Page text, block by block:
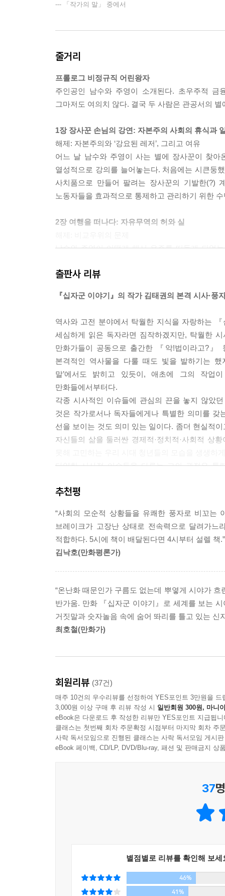
--- 「작가의 말」 중에서
줄거리
프롤로그 비정규직 어린왕자
주인공인 남수와 주영이 소개된다. 초우주적
그마저도 여의치 않다. 결국 두 사람은 관공서의
1장 장사꾼 손님의 강연: 자본주의 사회의 휴식과
해제: 자본주의와 ‘강요된 레저’, 그리고 여유
어느 날 남수와 주영이 사는 별에 장사꾼이 찾아
열성적으로 강의를 늘어놓는다. 처음에는 시큰둥
사치품으로 만들어 팔려는 장사꾼의 기발한(?)
노동자들을 효과적으로 통제하고 관리하기 위한
2장 여행을 떠나다: 자유무역의 허와 실
남수와 주영이 어떻게 해서 우주를 떠돌게 되었
시도한다. 결국 우산을 만들어 판매하고 소금은
두 사람은 결국 뿔뿔이 흩어져 살 길을 도모하게
3장 자본가의 별과 실업자의 별: 경영합리화의 그늘
해제: 주주 자본주의의 폐해에 대하여
우여곡절 끝에 주영은 자본가의 별에 도착한다.
경영 효율화를 권한다. 자본가의 별을 떠나 이
술고래가 된 실업자를 만나 괴로워 함께 술을 마
‘CEO 신화’의 폐해에 대해 설명한다.
4장 임금님의 별: FTA와 시장실패
해제: FTA, 시장 이데올로기를 넘어서
주영은 온 우주를 떠돌며 ‘자유무역’과 ‘시장만능
자유무역을 둘러싼 가설들과, FTA로 인해 발생할
5장 가로등지기의 별: 잉여가치는 어디로 가는가
해제: 노동시간 단축과 사회적 임금
사회적 복지 체계는 가장 미약한 나라에 속하는
노동조건들이 갈수록 열악해지는 상황과 그로 인
6장 백 년 전의 지구: 민영화에 얽힌 거짓말
앞둔 고종을 만나 백 년 후와도 크게 다르지 않은
살펴본 후, 어떻게 공공부문을 적절하게 유지하면
역시 살펴본다.
7장 상자에 갇힌 별: 비정규직과 노동자 분할통제
해제: 연대와 공동체로 가는 길
남수와 주영. 격투 끝에 갤럭티칼 투자자의
어떻게 사회 구성원 간의 증오를 부추기고 연
이 책에 실린 모든 이야기의 원전이자 외전이라
모험을 떠난 어린왕자의 이야기. 어린왕자는 임
하지만 곳곳에 장애물이 놓여 있다.
출판사 리뷰
『십자군 이야기』의 작가 김태권의 본격 시사·풍
역사와 고전 분야에서 탁월한 지식을 자랑하는
세심하게 읽은 독자라면 짐작하겠지만, 탁월한
만화가들이 공동으로 출간한 『악!법이라고?
본격적인 역사물을 다룰 때도 빛을 발하기는
말’에서도 밝히고 있듯이, 애초에 그의 작
만화들에서부터다.
각종 시사적인 이슈들에 관심의 끈을 놓지 않았
것은 작가로서나 독자들에게나 특별한 의미를
선을 보이는 것도 의미 있는 일이다. 좀더 현실적
자신들의 삶을 둘러싼 경제적·정치적·사회적 상
다양한 시사적 이슈들을 다루는 그의 관점은 통
관심이 없던 독자들까지도 손에서 책을 놓지 못하
구상 속에서 수정과 보완을 거치는 사이, 이 다
주인공의 우주 모험담이라는 구조 안에 안정적
긴장감과 스케일을 구축하고 있다.
신자유주의, 뭐가 어떻게 나쁘다고?
이 책이 다루는 주제는 고전적인 자본주의의 해
청년실업 문제, 건강보험 등 공공부문의 민영화
통제의 부활……. 21세기 한국 사회를 둘러싼 온
이 책은 분명 시사적인 문제들을 다루고 있지만,
분할통제, 시장주의, 비교우위론 등 정치경제학
있다. 가령 공공부문 민영화를 다룬 6장만 하더라
이런 면에서, 이 책은 딱딱한 정치경제학 책을
손색이 없다. 사실 이는 명백히 작가의 의도이기
나아가 이런 문제들의 근본적인 원인이 무엇인
책이 정보성과 고민거리를 더 풍부하게 포함하게
만화가 미처 다루지 못한 개념적이거나 이론
명확하게 설정한다. 가령 상품화의 문제는 자
그렇다면 이제 어떻게 해야 할까? 우리의 두
알아내기 위해 우주적인 모험을 감행한다. 이 책
답은 충분히 지니고 있다.
추천평
“사회의 모순적 상황들을 유쾌한 풍자로 비꼬는
브레이크가 고장난 상태로 전속력으로 달려가
적합하다. 5시에 책이 배달된다면 4시부터 설렐 책.”
김낙호(만화평론가)
“온난화 때문인가 구름도 없는데 뿌옇게 시야가
반가움. 만화 『십자군 이야기』로 세계를 보는
거짓말과 숫자놀음 속에 숨어 똬리를 틀고 있는 신
최호철(만화가)
회원리뷰 (37건)
매주 10건의 우수리뷰를 선정하여 YES포인트 3만원을 드
3,000원 이상 구매 후 리뷰 작성 시 일반회원 300원, 마니
eBook은 다운로드 후 작성한 리뷰만 YES포인트 지급됩니
클래스는 첫번째 회차 주문확정 시점부터 마지막 회차 주
사락 독서모임으로 진행된 클래스는 사락 독서모임 게시
eBook 페이백, CD/LP, DVD/Blu-ray, 패션 및 판매금지 상
37
별점별로 리뷰를 확인해 보세
46%
41%